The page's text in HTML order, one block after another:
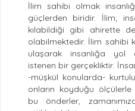
İlim sahibi olmak
güçlerden biridir. İlim;
kılabildiği gibi ahirette
olabilmektedir. İlim sahibi
ulaşarak insanlığa yol
istenen bir gerçekliktir.
-müşkül konularda-
onların koyduğu
bu önderler,